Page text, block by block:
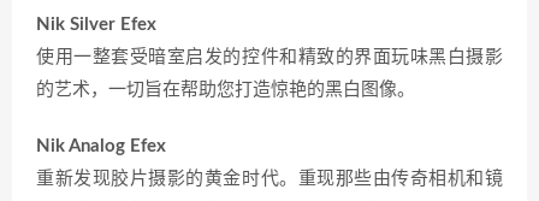
Nik Silver Efex
使用一整套受暗室启发的控件和精致的界面玩味黑白摄影
的艺术，一切旨在帮助您打造惊艳的黑白图像。
Nik Analog Efex
重新发现胶片摄影的黄金时代。重现那些由传奇相机和镜